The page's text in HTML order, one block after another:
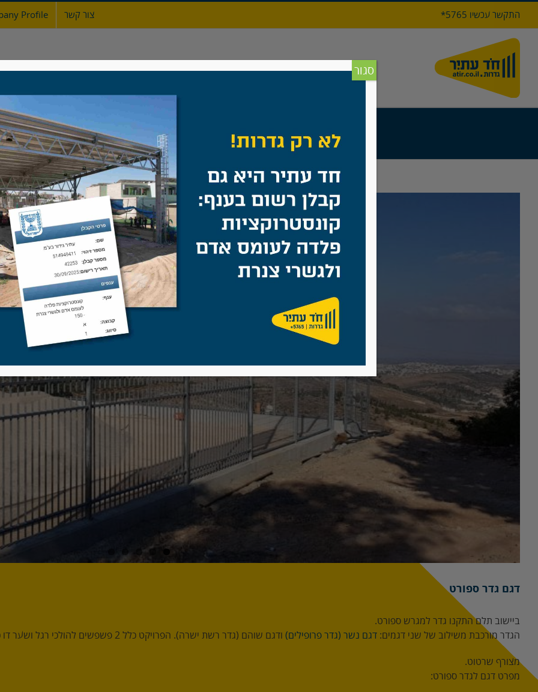
לתוכןהתקשר עכשיו 5765* צור קשר Profile
דף הבית אודות גדרות מעקות ברזל שערים
מה חדש / דגם גדר ספורט
דגם גדר ספורט
ביישוב תלם התקנו גדר למגרש ספורט.
הגדר מורכבת משילוב של שני דגמים: דגם נשר (גדר פרופילים) ודגם שוהם (גדר רשת ישרה). הפרויקט כלל 2 פשפשים להולכי רגל ושער דו כנפי.
מצורף שרטוט.
מפרט דגם לגדר ספורט:
סגור